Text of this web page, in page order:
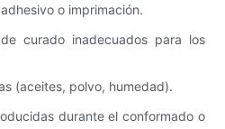
o imprimación.
curado inadecuados para los
(aceites, polvo, humedad).
durante el conformado o